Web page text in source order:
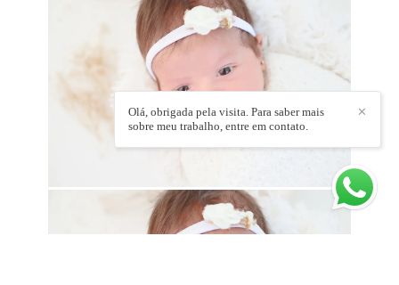
✕
Olá, obrigada pela visita. Para saber mais
sobre meu trabalho, entre em contato.